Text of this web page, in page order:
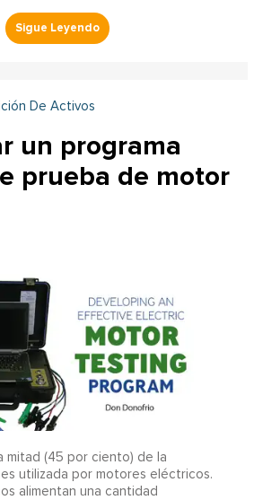
De Activos
un programa
prueba de motor
mitad (45 por ciento) de la
utilizada por motores eléctricos.
alimentan una cantidad